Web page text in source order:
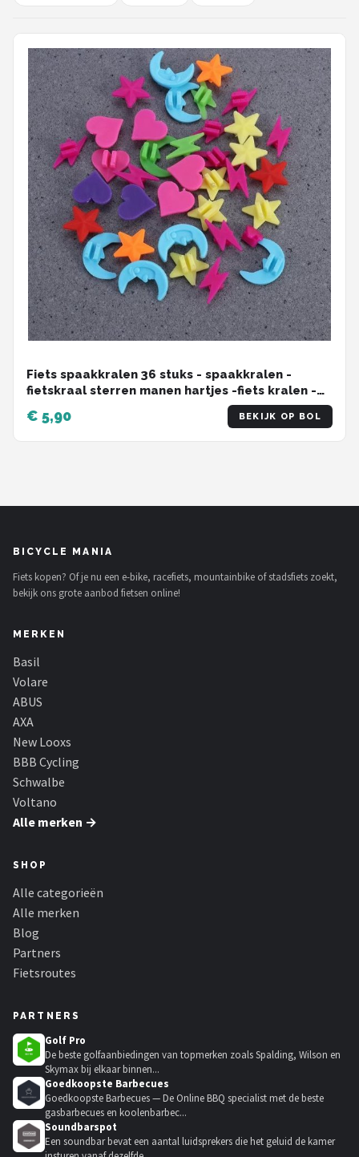
Fiets spaakkralen 36 stuks - spaakkralen -
fietskraal sterren manen hartjes -fiets kralen -
fietskraal kinderfiets -spaakkralen voor een
kinderfiets- spaakkralen kinderen- fietskralen -
fietskralen kind -spaakkraal kinderen -
€ 5,90 BEKIJK OP BOL
BICYCLE MANIA
Fiets kopen? Of je nu een e-bike, racefiets, mountainbike of stadsfiets zoekt,
bekijk ons grote aanbod fietsen online!
MERKEN
Basil
Volare
ABUS
AXA
New Looxs
BBB Cycling
Schwalbe
Voltano
Alle merken →
SHOP
Alle categorieën
Alle merken
Blog
Partners
Fietsroutes
PARTNERS
Golf Pro
De beste golfaanbiedingen van topmerken zoals Spalding, Wilson en
Skymax bij elkaar binnen...
Goedkoopste Barbecues
Goedkoopste Barbecues — De Online BBQ specialist met de beste
gasbarbecues en koolenbarbec...
Soundbarspot
Een soundbar bevat een aantal luidsprekers die het geluid de kamer